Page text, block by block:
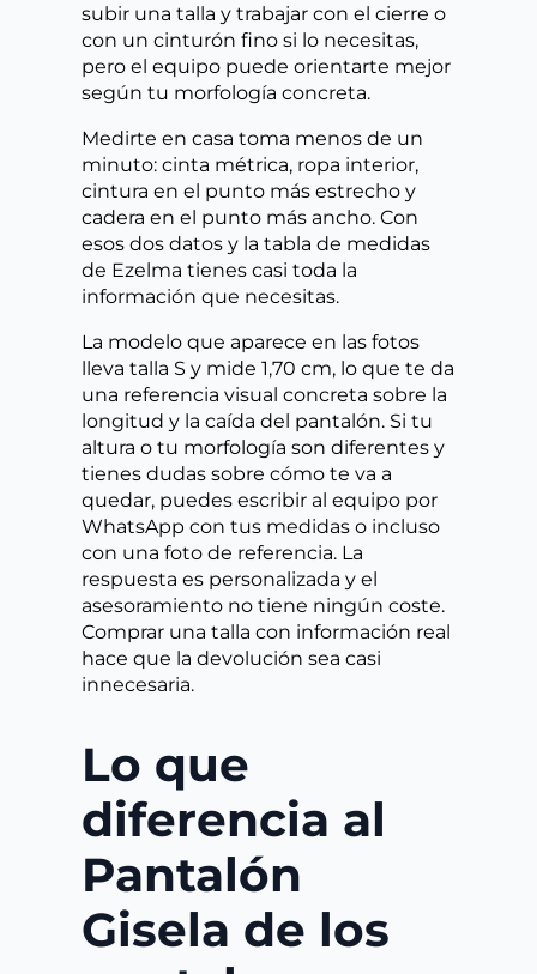
subir una talla y trabajar con el cierre o
con un cinturón fino si lo necesitas,
pero el equipo puede orientarte mejor
según tu morfología concreta.
Medirte en casa toma menos de un
minuto: cinta métrica, ropa interior,
cintura en el punto más estrecho y
cadera en el punto más ancho. Con
esos dos datos y la tabla de medidas
de Ezelma tienes casi toda la
información que necesitas.
La modelo que aparece en las fotos
lleva talla S y mide 1,70 cm, lo que te da
una referencia visual concreta sobre la
longitud y la caída del pantalón. Si tu
altura o tu morfología son diferentes y
tienes dudas sobre cómo te va a
quedar, puedes escribir al equipo por
WhatsApp con tus medidas o incluso
con una foto de referencia. La
respuesta es personalizada y el
asesoramiento no tiene ningún coste.
Comprar una talla con información real
hace que la devolución sea casi
innecesaria.
Lo que
diferencia al
Pantalón
Gisela de los